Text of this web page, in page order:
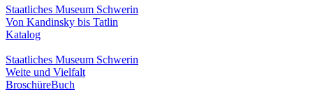
Staatliches Museum Schwerin
Von Kandinsky bis Tatlin
Katalog
Staatliches Museum Schwerin
Weite und Vielfalt
BroschüreBuch